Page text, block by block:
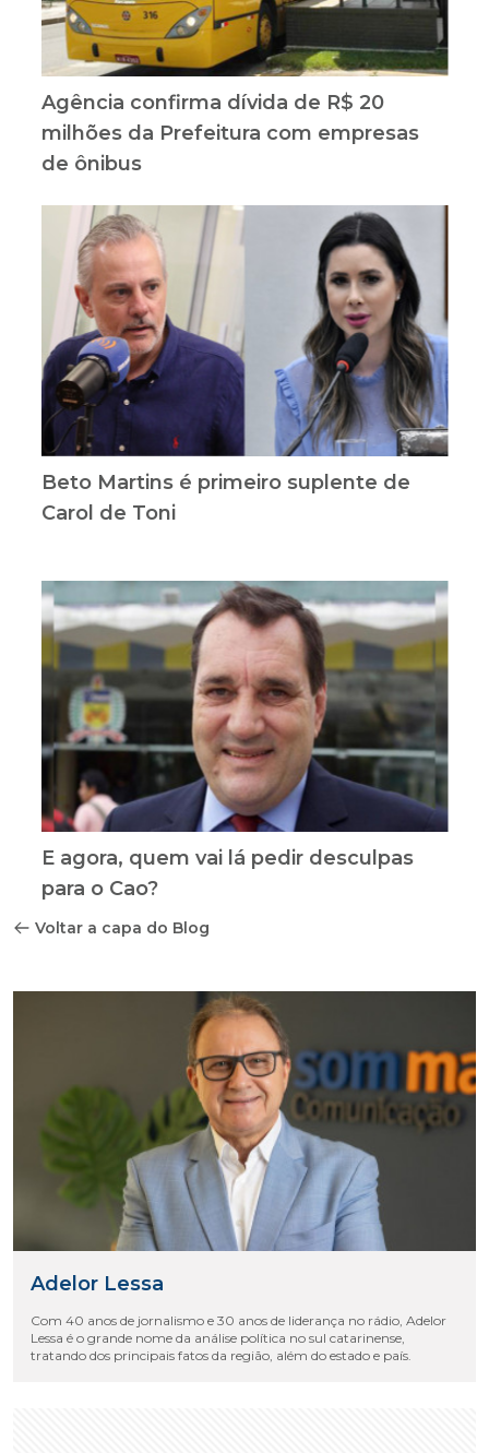
Agência confirma dívida de R$ 20
milhões da Prefeitura com empresas
de ônibus
Beto Martins é primeiro suplente de
Carol de Toni
E agora, quem vai lá pedir desculpas
para o Cao?
Voltar a capa do Blog
Adelor Lessa
Com 40 anos de jornalismo e 30 anos de liderança no rádio, Adelor
Lessa é o grande nome da análise política no sul catarinense,
tratando dos principais fatos da região, além do estado e país.